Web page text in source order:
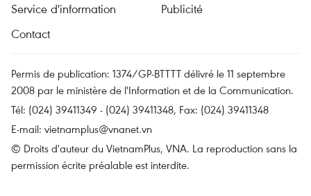
Service d'information
Publicité
Contact
Permis de publication: 1374/GP-BTTTT délivré le 11 septembre
2008 par le ministère de l'Information et de la Communication.
Tél: (024) 39411349 - (024) 39411348, Fax: (024) 39411348
E-mail: vietnamplus@vnanet.vn
© Droits d'auteur du VietnamPlus, VNA. La reproduction sans la
permission écrite préalable est interdite.